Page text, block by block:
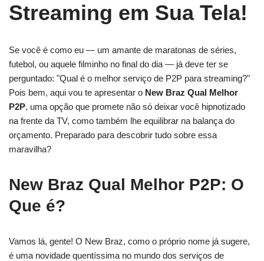
Streaming em Sua Tela!
Se você é como eu — um amante de maratonas de séries,
futebol, ou aquele filminho no final do dia — já deve ter se
perguntado: "Qual é o melhor serviço de P2P para streaming?"
Pois bem, aqui vou te apresentar o New Braz Qual Melhor
P2P, uma opção que promete não só deixar você hipnotizado
na frente da TV, como também lhe equilibrar na balança do
orçamento. Preparado para descobrir tudo sobre essa
maravilha?
New Braz Qual Melhor P2P: O
Que é?
Vamos lá, gente! O New Braz, como o próprio nome já sugere,
é uma novidade quentíssima no mundo dos serviços de